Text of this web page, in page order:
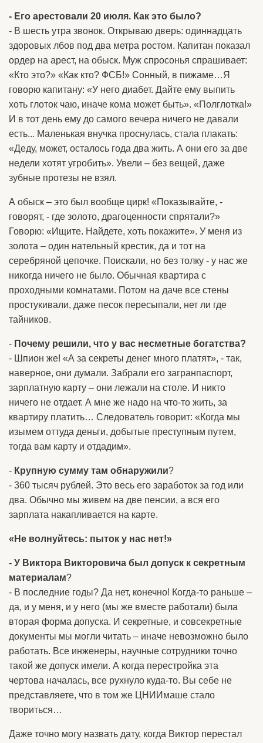
- Его арестовали 20 июля. Как это было?
- В шесть утра звонок. Открываю дверь: одиннадцать
здоровых лбов под два метра ростом. Капитан показал
ордер на арест, на обыск. Муж спросонья спрашивает:
«Кто это?» «Как кто? ФСБ!» Сонный, в пижаме…Я
говорю капитану: «У него диабет. Дайте ему выпить
хоть глоток чаю, иначе кома может быть». «Полглотка!»
И в тот день ему до самого вечера ничего не давали
есть... Маленькая внучка проснулась, стала плакать:
«Деду, может, осталось года два жить. А они его за две
недели хотят угробить». Увели – без вещей, даже
зубные протезы не взял.
А обыск – это был вообще цирк! «Показывайте, -
говорят, - где золото, драгоценности спрятали?»
Говорю: «Ищите. Найдете, хоть покажите». У меня из
золота – один нательный крестик, да и тот на
серебряной цепочке. Поискали, но без толку - у нас же
никогда ничего не было. Обычная квартира с
проходными комнатами. Потом на даче все стены
простукивали, даже песок пересыпали, нет ли где
тайников.
- Почему решили, что у вас несметные богатства?
- Шпион же! «А за секреты денег много платят», - так,
наверное, они думали. Забрали его загранпаспорт,
зарплатную карту – они лежали на столе. И никто
ничего не отдает. А мне же надо на что-то жить, за
квартиру платить… Следователь говорит: «Когда мы
изымем оттуда деньги, добытые преступным путем,
тогда вам карту и отдадим».
- Крупную сумму там обнаружили?
- 360 тысяч рублей. Это весь его заработок за год или
два. Обычно мы живем на две пенсии, а вся его
зарплата накапливается на карте.
«Не волнуйтесь: пыток у нас нет!»
- У Виктора Викторовича был допуск к секретным
материалам?
- В последние годы? Да нет, конечно! Когда-то раньше –
да, и у меня, и у него (мы же вместе работали) была
вторая форма допуска. И секретные, и совсекретные
документы мы могли читать – иначе невозможно было
работать. Все инженеры, научные сотрудники точно
такой же допуск имели. А когда перестройка эта
чертова началась, все рухнуло куда-то. Вы себе не
представляете, что в том же ЦНИИмаше стало
твориться…
Даже точно могу назвать дату, когда Виктор перестал